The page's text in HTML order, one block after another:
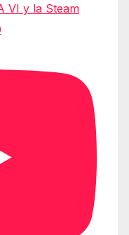
VI y la Steam